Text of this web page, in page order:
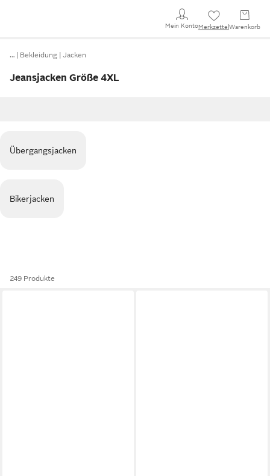
Mein KontoMerkzettel Warenkorb
… Bekleidung Jacken
Jeansjacken Größe 4XL
Übergangsjacken
Bikerjacken
249 Produkte